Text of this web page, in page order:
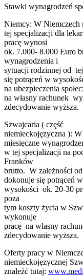
Stawki wynagrodzeń
Niemcy: W Niemczech
tej specjalizacji dla
pracę wynosi
ok. 7.000- 8.000 Euro
wynagrodzenia i
sytuacji rodzinnej od
się potrąceń w
na ubezpieczenia
na własny rachunek
zdecydowanie wyższa.
Szwajcaria ( część
niemieckojęzyczna ):
miesięczne
w tej specjalizacji na
Franków
brutto. W zależności
dokonuje się potrąceń w
wysokości ok. 20-30
poza
tym koszty życia w
wykonuje
pracę na własny
zdecydowanie wyższa.
Oferty pracy w
niemieckojęzycznej
znaleźć tutaj: